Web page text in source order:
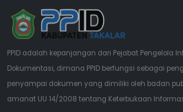
PPID adalah kepanjangan dari Pejabat Pengelola
Dokumentasi, dimana PPID berfungsi sebagai
penyampai dokumen yang dimiliki oleh badan
amanat UU 14/2008 tentang Keterbukaan